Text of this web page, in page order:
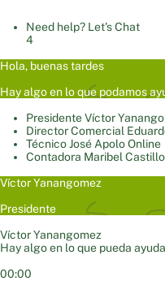
Need help? Let's Chat
4
Hola, buenas tardes
Hay algo en lo que podamos
PresidenteVíctor
Director Comercial
TécnicoJosé ApoloOnline
Contadora Maribel Castillo
Víctor Yanangomez
Presidente
Víctor Yanangomez
Hay algo en lo que pueda
00:00